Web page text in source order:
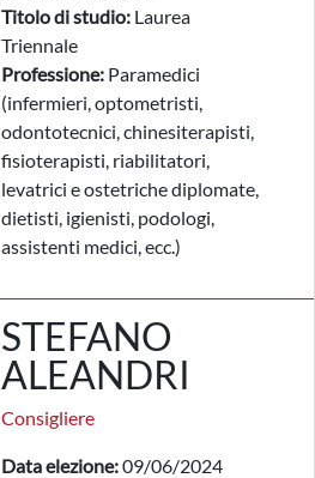
Titolo di studio: Laurea
Triennale
Professione: Paramedici
(infermieri, optometristi,
odontotecnici, chinesiterapisti,
fisioterapisti, riabilitatori,
levatrici e ostetriche diplomate,
dietisti, igienisti, podologi,
assistenti medici, ecc.)
STEFANO
ALEANDRI
Consigliere
Data elezione:09/06/2024